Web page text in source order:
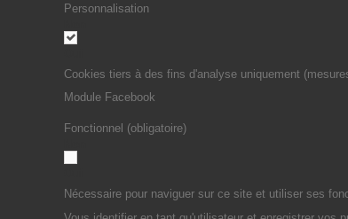
Personnalisation
Cookies tiers à des fins d'analyse uniquement
Module Facebook
Fonctionnel (obligatoire)
Nécessaire pour naviguer sur ce site et utiliser ses